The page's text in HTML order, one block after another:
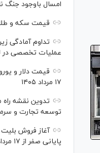
امسال باوجود جنگ ناترازی ۳۰
قیمت سکه و طلا در ۱۷
تداوم آمادگی
عملیات تخصصی در
قیمت دلار و یورو
۱۷ مرداد ۱۴۰۵
تدوین نقشه راه
توسعه تجارت و
آغاز فروش
پایانی صفر از ۱۷ مرداد